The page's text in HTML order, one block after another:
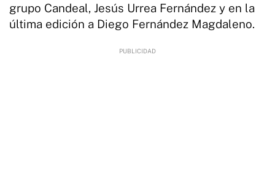
grupo Candeal, Jesús Urrea Fernández y en la
última edición a Diego Fernández Magdaleno.